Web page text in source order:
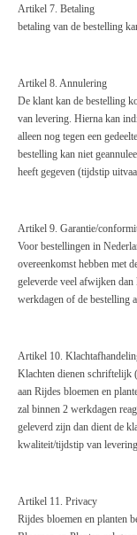
Artikel 7. Betaling
betaling van de bestelling
Artikel 8. Annulering
De klant kan de bestelling
van levering. Hierna kan
alleen nog tegen een
bestelling kan niet
heeft gegeven (tijdstip
Artikel 9. Garantie/
Voor bestellingen in
overeenkomst hebben met
geleverde veel afwijken
werkdagen of de bestelling
Artikel 10.
Klachten dienen schriftelijk
aan Rijdes bloemen en
zal binnen 2 werkdagen
geleverd zijn dan dient de
kwaliteit/tijdstip van
Artikel 11. Privacy
Rijdes bloemen en planten